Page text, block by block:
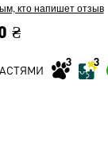
кто напишет отзыв
₴